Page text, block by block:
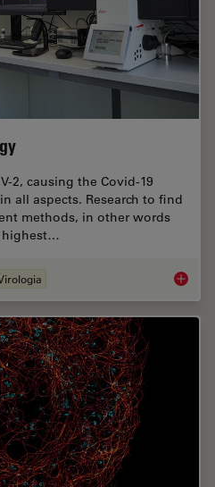
2, causing the Covid-19
all aspects. Research to find
methods, in other words
highest…